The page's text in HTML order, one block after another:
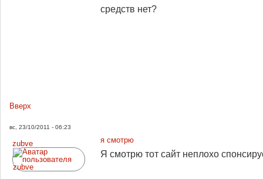
средств нет?
Вверх
вс, 23/10/2011 - 06:23
zubve
я смотрю
Я смотрю тот сайт неплохо